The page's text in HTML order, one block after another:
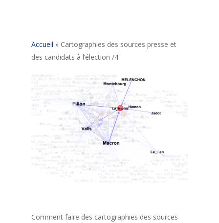
Accueil » Cartographies des sources presse et
des candidats à l’élection /4
Comment faire des cartographies des sources